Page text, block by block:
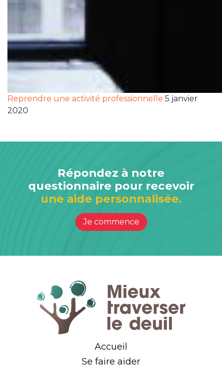
Reprendre une activité professionnelle 5 janvier
2020
Répondez à notre
questionnaire pour recevoir
une aide personnalisée.
Je commence
Accueil
Se faire aider